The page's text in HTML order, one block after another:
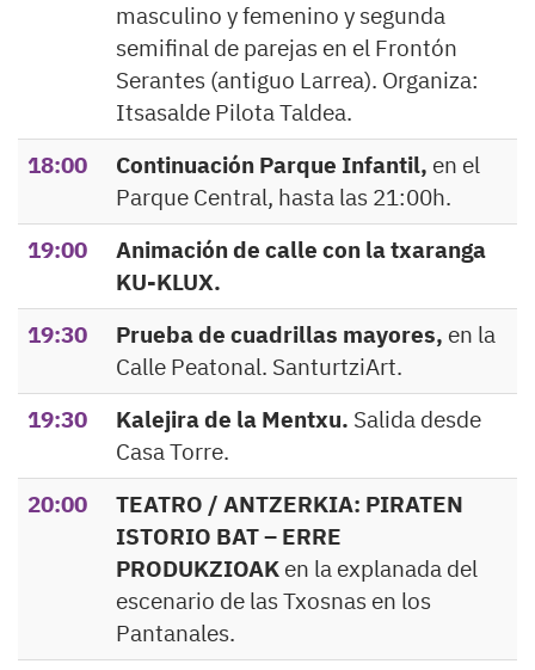
masculino y femenino y segunda
semifinal de parejas en el Frontón
Serantes (antiguo Larrea). Organiza:
Itsasalde Pilota Taldea.
18:00
Continuación Parque Infantil, en el
Parque Central, hasta las 21:00h.
19:00
Animación de calle con la txaranga
KU-KLUX.
19:30
Prueba de cuadrillas mayores, en la
Calle Peatonal. SanturtziArt.
19:30
Kalejira de la Mentxu. Salida desde
Casa Torre.
20:00
TEATRO / ANTZERKIA: PIRATEN
ISTORIO BAT – ERRE
PRODUKZIOAK en la explanada del
escenario de las Txosnas en los
Pantanales.